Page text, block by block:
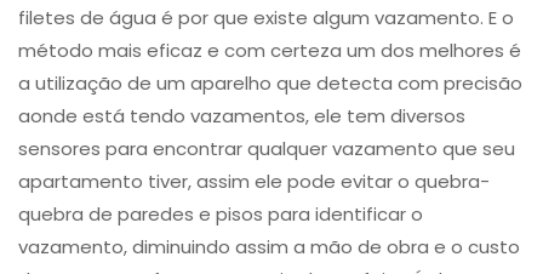
filetes de água é por que existe algum vazamento. E o
método mais eficaz e com certeza um dos melhores é
a utilização de um aparelho que detecta com precisão
aonde está tendo vazamentos, ele tem diversos
sensores para encontrar qualquer vazamento que seu
apartamento tiver, assim ele pode evitar o quebra-
quebra de paredes e pisos para identificar o
vazamento, diminuindo assim a mão de obra e o custo